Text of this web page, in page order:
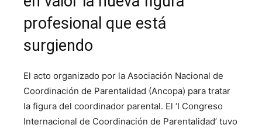
profesional que está
surgiendo
El acto organizado por la Asociación Nacional de
Coordinación de Parentalidad (Ancopa) para tratar
la figura del coordinador parental. El ‘I Congreso
Internacional de Coordinación de Parentalidad’ tuvo